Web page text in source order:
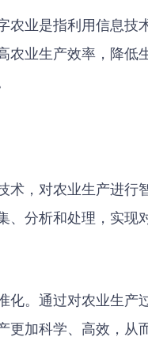
农业是指利用信息技
农业生产效率，降低
术，对农业生产进行
、分析和处理，实现
化。通过对农业生产
更加科学、高效，从